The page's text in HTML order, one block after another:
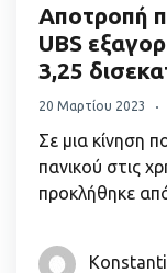
Αποτροπή
UBS
3,25
20 Μαρτίου 2023
Σε μια κίνηση
πανικού στις
προκλήθηκε